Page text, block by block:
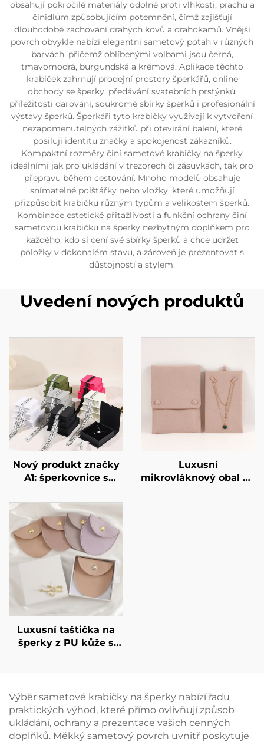
obsahují pokročilé materiály odolné proti vlhkosti, prachu a
činidlům způsobujícím potemnění, čímž zajišťují
dlouhodobé zachování drahých kovů a drahokamů. Vnější
povrch obvykle nabízí elegantní sametový potah v různých
barvách, přičemž oblíbenými volbami jsou černá,
tmavomodrá, burgundská a krémová. Aplikace těchto
krabiček zahrnují prodejní prostory šperkářů, online
obchody se šperky, předávání svatebních prstýnků,
příležitosti darování, soukromé sbírky šperků i profesionální
výstavy šperků. Šperkáři tyto krabičky využívají k vytvoření
nezapomenutelných zážitků při otevírání balení, které
posilují identitu značky a spokojenost zákazníků.
Kompaktní rozměry činí sametové krabičky na šperky
ideálními jak pro ukládání v trezorech či zásuvkách, tak pro
přepravu během cestování. Mnoho modelů obsahuje
snímatelné polštářky nebo vložky, které umožňují
přizpůsobit krabičku různým typům a velikostem šperků.
Kombinace estetické přitažlivosti a funkční ochrany činí
sametovou krabičku na šperky nezbytným doplňkem pro
každého, kdo si cení své sbírky šperků a chce udržet
položky v dokonalém stavu, a zároveň je prezentovat s
důstojností a stylem.
Uvedení nových produktů
Nový produkt značky
A1: šperkovnice s
magnetickým víkem a
stužkou – luxusní
balení pro šperky
(prsteny, hodinky,
náušnice, řetízky),
dárková krabička s
logem.
Luxusní
mikrovláknový obal na
Luxusní taštička na
šperky z PU kůže s
vnitřní potah z
mikrovlákna pro
uskladnění náušnic,
prstenu a náhrdelníků
Výběr sametové krabičky na šperky nabízí řadu
praktických výhod, které přímo ovlivňují způsob
ukládání, ochrany a prezentace vašich cenných
doplňků. Měkký sametový povrch uvnitř poskytuje